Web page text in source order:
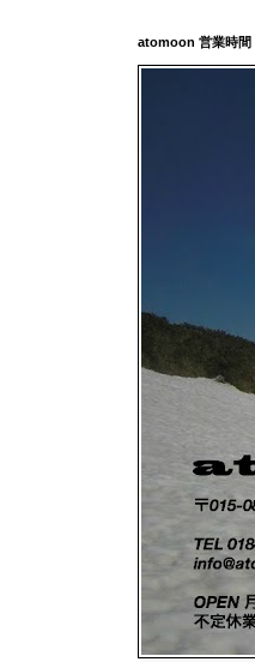
atomoon 営業時間